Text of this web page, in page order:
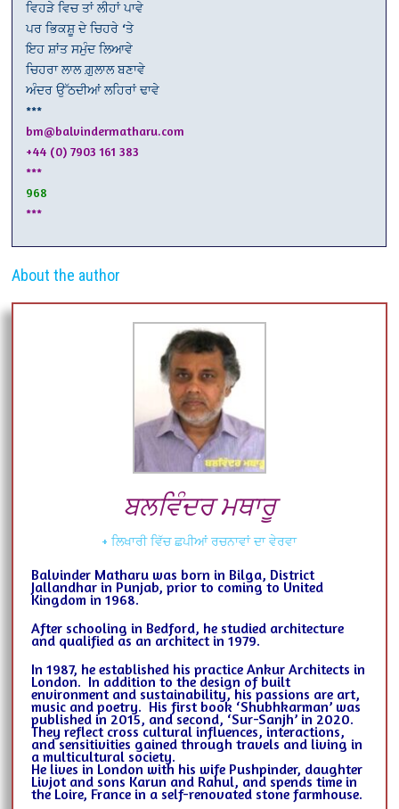
ਵਿਹੜੇ ਵਿਚ ਤਾਂ ਲੀਹਾਂ ਪਾਵੇ
ਪਰ ਭਿਕਸ਼ੂ ਦੇ ਚਿਹਰੇ ‘ਤੇ
ਇਹ ਸ਼ਾਂਤ ਸਮੁੰਦ ਲਿਆਵੇ
ਚਿਹਰਾ ਲਾਲ ਗ਼ੁਲਾਲ ਬਣਾਵੇ
ਅੰਦਰ ਉੱਠਦੀਆਂ ਲਹਿਰਾਂ ਢਾਵੇ
***
bm@balvindermatharu.com
+44 (0) 7903 161 383
***
968
***
About the author
ਬਲਵਿੰਦਰ ਮਥਾਰੂ
+ ਲਿਖਾਰੀ ਵਿੱਚ ਛਪੀਆਂ ਰਚਨਾਵਾਂ ਦਾ ਵੇਰਵਾ
Balvinder Matharu was born in Bilga, District
Jallandhar in Punjab, prior to coming to United
Kingdom in 1968.
After schooling in Bedford, he studied architecture
and qualified as an architect in 1979.
In 1987, he established his practice Ankur Architects in
London. In addition to the design of built
environment and sustainability, his passions are art,
music and poetry. His first book ‘Shubhkarman’ was
published in 2015, and second, ‘Sur-Sanjh’ in 2020.
They reflect cross cultural influences, interactions,
and sensitivities gained through travels and living in
a multicultural society.
He lives in London with his wife Pushpinder, daughter
Livjot and sons Karun and Rahul, and spends time in
the Loire, France in a self-renovated stone farmhouse.